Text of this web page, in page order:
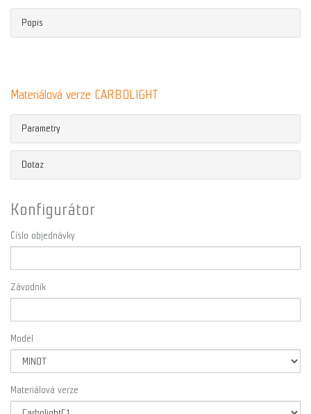
Popis
Materiálová verze CARBOLIGHT
Parametry
Dotaz
Konfigurátor
Číslo objednávky
Závodník
Model
Materiálová verze